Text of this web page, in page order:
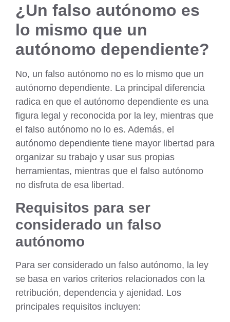
¿Un falso autónomo es
lo mismo que un
autónomo dependiente?
No, un falso autónomo no es lo mismo que un
autónomo dependiente. La principal diferencia
radica en que el autónomo dependiente es una
figura legal y reconocida por la ley, mientras que
el falso autónomo no lo es. Además, el
autónomo dependiente tiene mayor libertad para
organizar su trabajo y usar sus propias
herramientas, mientras que el falso autónomo
no disfruta de esa libertad.
Requisitos para ser
considerado un falso
autónomo
Para ser considerado un falso autónomo, la ley
se basa en varios criterios relacionados con la
retribución, dependencia y ajenidad. Los
principales requisitos incluyen: